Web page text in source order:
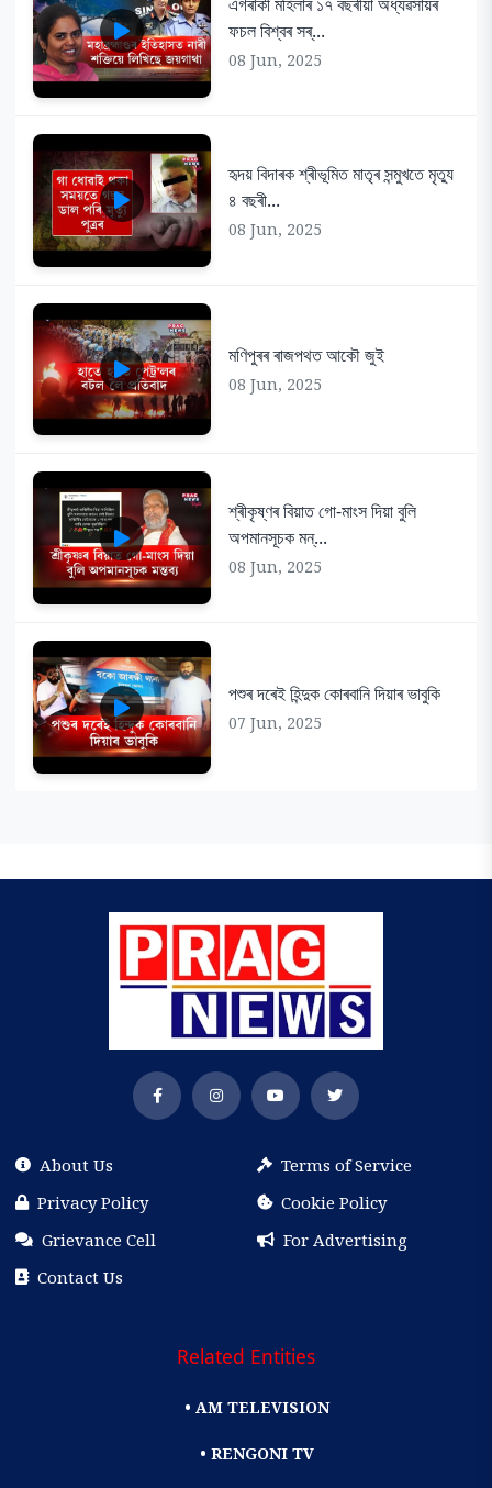
ফচল বিশ্বৰ সৰ্...
08 Jun, 2025
হৃদয় বিদাৰক শ্ৰীভূমিত মাতৃৰ সন্মুখতে মৃত্যু
৪ বছৰী...
08 Jun, 2025
মণিপুৰৰ ৰাজপথত আকৌ জুই
08 Jun, 2025
শ্ৰীকৃষ্ণৰ বিয়াত গো-মাংস দিয়া বুলি
অপমানসূচক মন্...
08 Jun, 2025
পশুৰ দৰেই হিন্দুক কোৰবানি দিয়াৰ ভাবুকি
07 Jun, 2025
About Us
Terms of Service
Privacy Policy
Cookie Policy
Grievance Cell
For Advertising
Contact Us
Related Entities
• AM TELEVISION
• RENGONI TV